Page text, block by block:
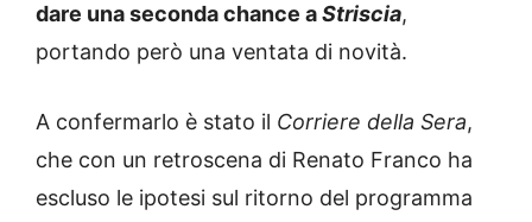
dare una seconda chance aStriscia,
portando però una ventata di novità.
A confermarlo è stato il Corriere della Sera,
che con un retroscena di Renato Franco ha
escluso le ipotesi sul ritorno del programma